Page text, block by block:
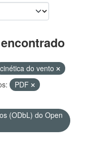
cinética do vento
PDF
(ODbL) do Open